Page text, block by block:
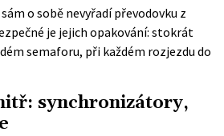
o sobě nevyřadí převodovku z
je jejich opakování: stokrát
semaforu, při každém rozjezdu do
synchronizátory,